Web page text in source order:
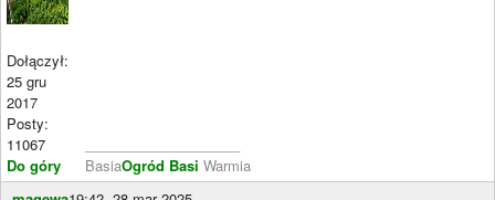
Dołączył:
25 gru
2017
Posty:
11067
Do góry
BasiaOgród Basi Warmia